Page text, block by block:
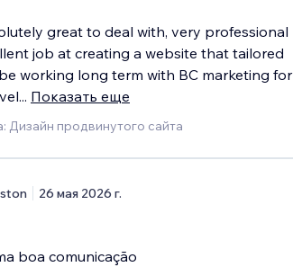
great to deal with, very professional
job at creating a website that tailored
working long term with BC marketing for
... Показать еще
Дизайн продвинутого сайта
26 мая 2026 г.
boa comunicação